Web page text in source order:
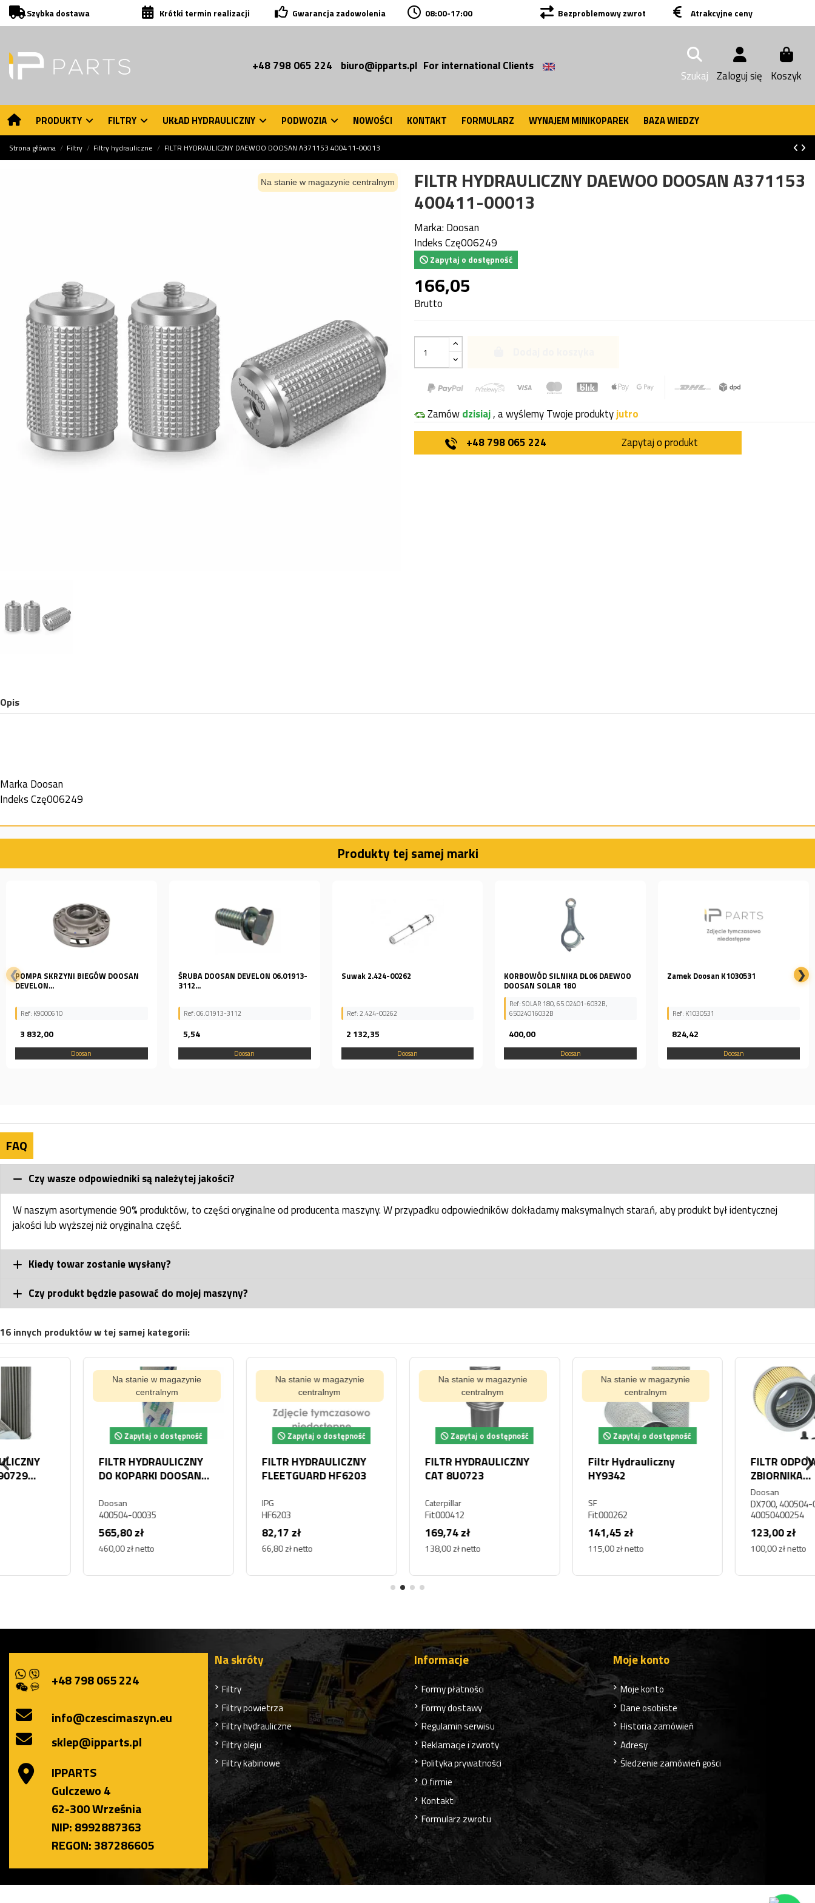
Szybka dostawa Krótki termin realizacji Gwarancja zadowolenia 08:00-17:00 Bezproblemowy zwrot Atrakcyjne ceny
+48 798 065 224 biuro@ipparts.pl For international Clients
Szukaj Zaloguj się Koszyk
PRODUKTY FILTRY UKŁAD HYDRAULICZNY PODWOZIA NOWOŚCI KONTAKT FORMULARZ WYNAJEM MINIKOPAREK BAZA WIEDZY
Strona główna Filtry Filtry hydrauliczne FILTR HYDRAULICZNY DAEWOO DOOSAN A371153 400411-00013
Na stanie w magazynie centralnym FILTR HYDRAULICZNY DAEWOO DOOSAN A371153
400411-00013
Marka: Doosan
IndeksCzę006249
Zapytaj o dostępność
166,05
Brutto
Zamówdzisiaj, a wyślemy Twoje produktyjutro
+48 798 065 224
Zapytaj o produkt
Opis
MarkaDoosan
IndeksCzę006249
Produkty tej samej marki
ŚRUBA DOOSAN DEVELON 06.01913-
3112...
Ref: 06.01913-3112
5,54
Doosan
Suwak 2.424-00262
Ref: 2.424-00262
2 132,35
Doosan
KORBOWÓD SILNIKA DL06 DAEWOO
65024016032B
400,00
Doosan
Zamek Doosan K1030531
Ref: K1030531
824,42
Doosan
Wtryskiwacz do koparki Daewoo
Ref: 65.10101-7101
832,88
Doosan
❮ ❯
FAQ
Czy wasze odpowiedniki są należytej jakości?
W naszym asortymencie 90% produktów, to części oryginalne od producenta maszyny. W przypadku odpowiedników dokładamy maksymalnych starań, aby produkt był identycznej
jakości lub wyższej niż oryginalna część.
Kiedy towar zostanie wysłany?
Czy produkt będzie pasować do mojej maszyny?
16 innych produktów w tej samej kategorii:
Na stanie w magazynie
Zapytaj o dostępność
FILTR HYDRAULICZNY
FLEETGUARD HF6203
Na stanie w magazynie
Zapytaj o dostępność
FILTR HYDRAULICZNY
CAT 8U0723
Na stanie w magazynie
Zapytaj o dostępność
Filtr Hydrauliczny
HY9342
FILTR ODPOWIETRZNIK
DAEWOO DOOSAN
DX700, 400504-00254,
Na stanie w magazynie
FILTR HYDRAULICZNY SF
HY 9136 HY9136
+48 798 065 224
info@czescimaszyn.eu
sklep@ipparts.pl
IPPARTS
Gulczewo 4
62-300 Września
NIP: 8992887363
REGON: 387286605
Na skróty
Filtry
Filtry powietrza
Filtry hydrauliczne
Filtry oleju
Filtry kabinowe
Informacje
Formy płatności
Formy dostawy
Regulamin serwisu
Reklamacje i zwroty
Polityka prywatności
O firmie
Kontakt
Formularz zwrotu
Moje konto
Moje konto
Dane osobiste
Historia zamówień
Adresy
Śledzenie zamówień gości